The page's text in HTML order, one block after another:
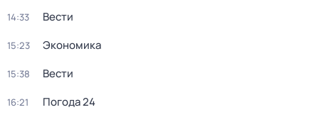
14:33 Вести
15:23 Экономика
15:38 Вести
16:21 Погода 24